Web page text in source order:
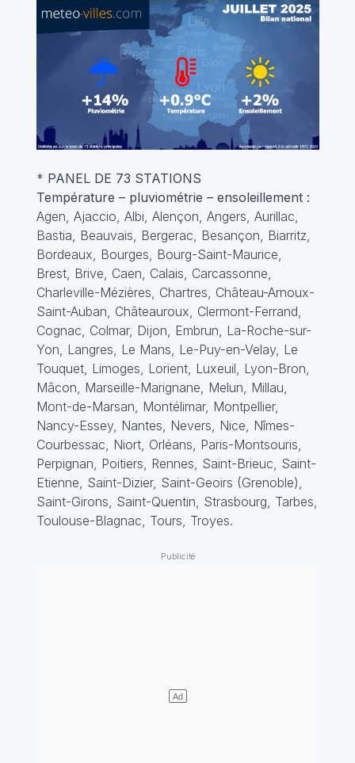
* PANEL DE 73 STATIONS
Température – pluviométrie – ensoleillement :
Agen, Ajaccio, Albi, Alençon, Angers, Aurillac,
Bastia, Beauvais, Bergerac, Besançon, Biarritz,
Bordeaux, Bourges, Bourg-Saint-Maurice,
Brest, Brive, Caen, Calais, Carcassonne,
Charleville-Mézières, Chartres, Château-Arnoux-
Saint-Auban, Châteauroux, Clermont-Ferrand,
Cognac, Colmar, Dijon, Embrun, La-Roche-sur-
Yon, Langres, Le Mans, Le-Puy-en-Velay, Le
Touquet, Limoges, Lorient, Luxeuil, Lyon-Bron,
Mâcon, Marseille-Marignane, Melun, Millau,
Mont-de-Marsan, Montélimar, Montpellier,
Nancy-Essey, Nantes, Nevers, Nice, Nîmes-
Courbessac, Niort, Orléans, Paris-Montsouris,
Perpignan, Poitiers, Rennes, Saint-Brieuc, Saint-
Etienne, Saint-Dizier, Saint-Geoirs (Grenoble),
Saint-Girons, Saint-Quentin, Strasbourg, Tarbes,
Toulouse-Blagnac, Tours, Troyes.